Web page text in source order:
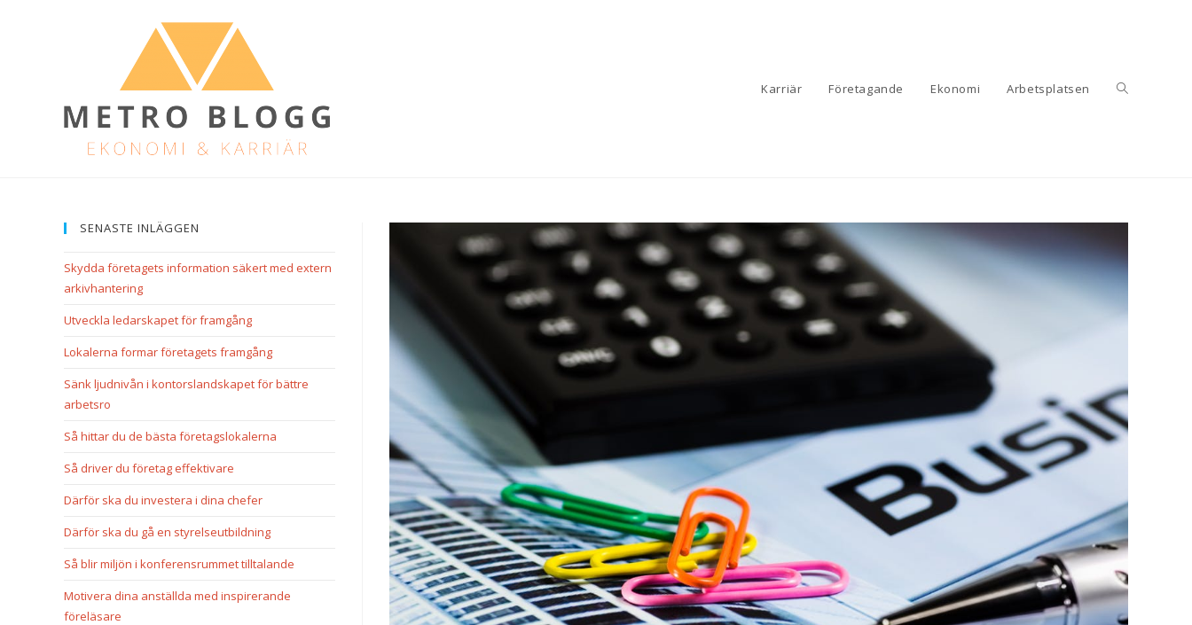
Karriär Företagande Ekonomi Arbetsplatsen
SENASTE INLÄGGEN
Skydda företagets information säkert med extern
arkivhantering
Utveckla ledarskapet för framgång
Lokalerna formar företagets framgång
Sänk ljudnivån i kontorslandskapet för bättre
arbetsro
Så hittar du de bästa företagslokalerna
Så driver du företag effektivare
Därför ska du investera i dina chefer
Därför ska du gå en styrelseutbildning
Så blir miljön i konferensrummet tilltalande
Motivera dina anställda med inspirerande
föreläsare